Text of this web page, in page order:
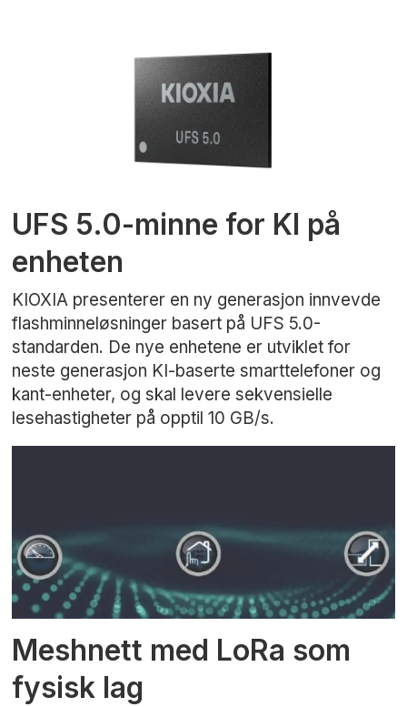
UFS 5.0-minne for KI på
enheten
KIOXIA presenterer en ny generasjon innvevde
flashminneløsninger basert på UFS 5.0-
standarden. De nye enhetene er utviklet for
neste generasjon KI-baserte smarttelefoner og
kant-enheter, og skal levere sekvensielle
lesehastigheter på opptil 10 GB/s.
Meshnett med LoRa som
fysisk lag